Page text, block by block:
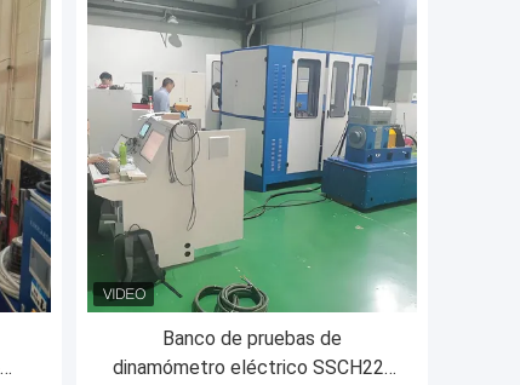
Banco de pruebas de
dinamómetro eléctrico SSCH22-